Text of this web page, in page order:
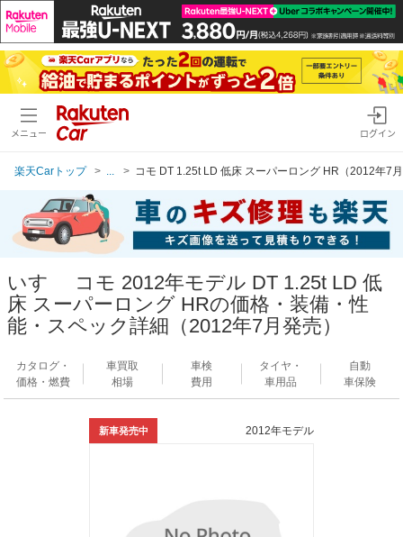
メニュー ログイン
楽天Carトップ コモ DT 1.25t LD 低床 スーパーロング HR（2012年7
いすゞ コモ 2012年モデル DT 1.25t LD 低
床 スーパーロング HRの価格・装備・性
能・スペック詳細（2012年7月発売）
カタログ・
価格・燃費
車買取
相場
車検
費用
タイヤ・
車用品
自動
車保険
新車発売中 2012年モデル